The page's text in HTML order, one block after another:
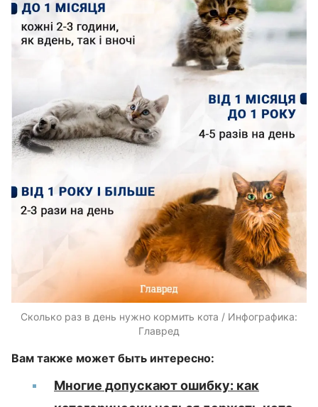
Сколько раз в день нужно кормить кота / Инфографика:
Главред
Вам также может быть интересно:
Многие допускают ошибку: как